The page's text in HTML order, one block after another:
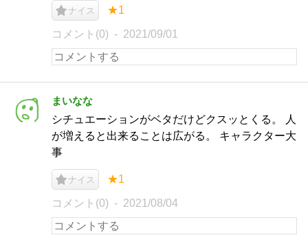
ナイス ★1
コメント(0) 2021/09/01
まいなな
シチュエーションがベタだけどクスッとくる。 人
が増えると出来ることは広がる。 キャラクター大
事
ナイス ★1
コメント(0) 2021/08/04